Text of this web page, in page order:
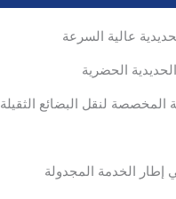
عالية السرعة
الحضرية
المخصصة لنقل البضائع الثقيلة
الخدمة المجدولة